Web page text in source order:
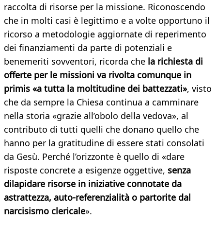
raccolta di risorse per la missione. Riconoscendo
che in molti casi è legittimo e a volte opportuno il
ricorso a metodologie aggiornate di reperimento
dei finanziamenti da parte di potenziali e
benemeriti sovventori, ricorda che la richiesta di
offerte per le missioni va rivolta comunque in
primis «a tutta la moltitudine dei battezzati», visto
che da sempre la Chiesa continua a camminare
nella storia «grazie all’obolo della vedova», al
contributo di tutti quelli che donano quello che
hanno per la gratitudine di essere stati consolati
da Gesù. Perché l’orizzonte è quello di «dare
risposte concrete a esigenze oggettive, senza
dilapidare risorse in iniziative connotate da
astrattezza, auto-referenzialità o partorite dal
narcisismo clericale».